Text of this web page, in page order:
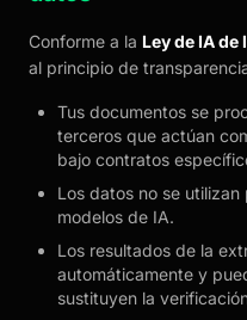
Conforme a la Ley de IA de
al principio de
Tus documentos se
terceros que actúan
bajo contratos
Los datos no se
modelos de IA.
Los resultados de la
automáticamente y
sustituyen la